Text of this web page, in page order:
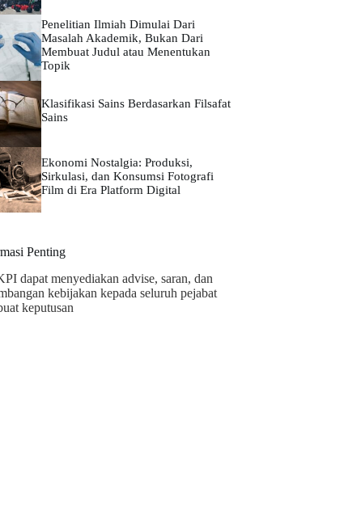
Penelitian Ilmiah Dimulai Dari
Masalah Akademik, Bukan Dari
Membuat Judul atau Menentukan
Topik
Klasifikasi Sains Berdasarkan Filsafat
Sains
Ekonomi Nostalgia: Produksi,
Sirkulasi, dan Konsumsi Fotografi
Film di Era Platform Digital
Penting
dapat menyediakan advise, saran, dan
kebijakan kepada seluruh pejabat
keputusan